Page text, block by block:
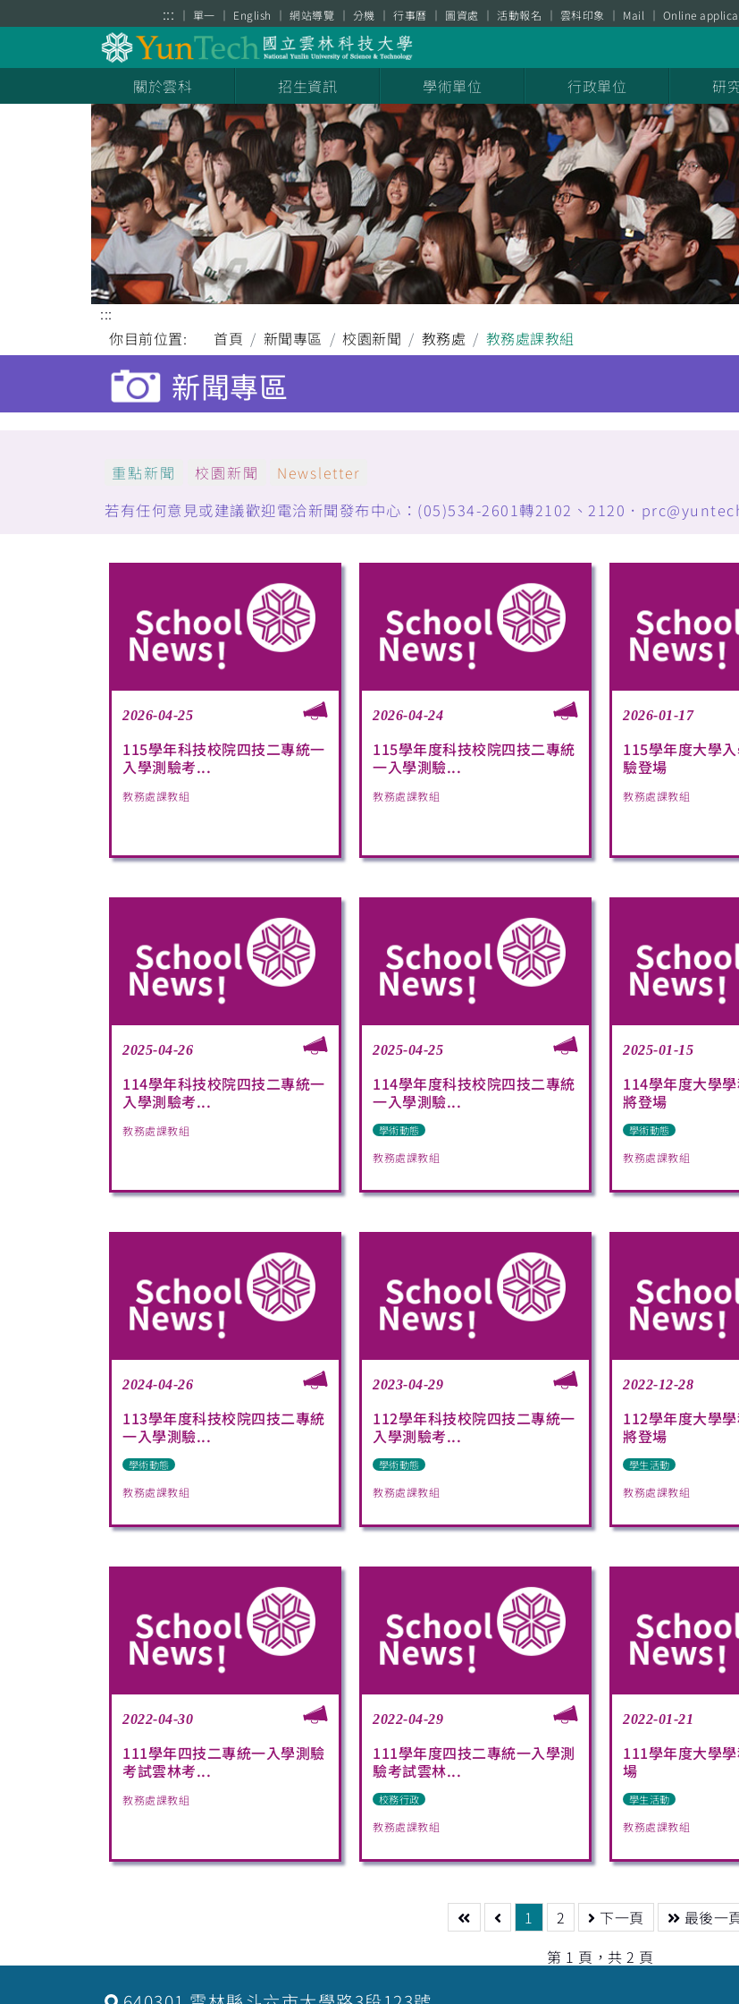
::: 單一 English 網站導覽 分機 行事曆 圖資處 活動報名 雲科印象 Mail Online
關於雲科 招生資訊 學術單位 行政單位 研
:::
你目前位置:
首頁 新聞專區 校園新聞 教務處 教務處課教組
新聞專區
重點新聞 校園新聞
Newsletter
若有任何意見或建議歡迎電洽新聞發布中心：(05)534-2601轉2102、2120．
2026-04-25
115學年科技校院四技二專統一
入學測驗考...
教務處課教組
2026-04-24
115學年度科技校院四技二專統
一入學測驗...
教務處課教組
2026-01-17
115學年度大學
驗登場
教務處課教組
2025-04-26
114學年科技校院四技二專統一
入學測驗考...
教務處課教組
2025-04-25
114學年度科技校院四技二專統
一入學測驗...
學術動態
教務處課教組
2025-01-15
114學年度大學
將登場
學術動態
教務處課教組
2024-04-26
113學年度科技校院四技二專統
一入學測驗...
學術動態
教務處課教組
2023-04-29
112學年科技校院四技二專統一
入學測驗考...
學術動態
教務處課教組
2022-12-28
112學年度大學
將登場
學生活動
教務處課教組
2022-04-30
111學年四技二專統一入學測驗
考試雲林考...
教務處課教組
2022-04-29
111學年度四技二專統一入學測
驗考試雲林...
校務行政
教務處課教組
2022-01-21
111學年度大學
場
學生活動
教務處課教組
1 2 下一頁
最後一
第 1 頁，共 2 頁